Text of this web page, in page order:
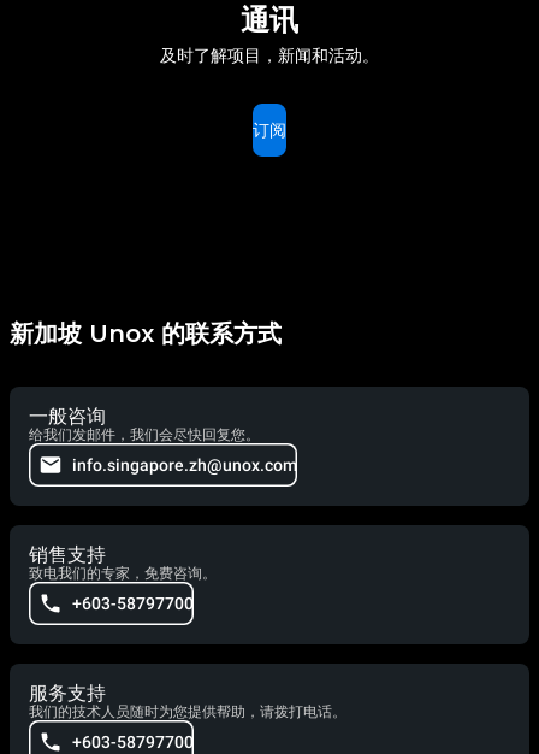
通讯
及时了解项目，新闻和活动。
订阅
新加坡 Unox 的联系方式
一般咨询
给我们发邮件，我们会尽快回复您。
info.singapore.zh@unox.com
销售支持
致电我们的专家，免费咨询。
+603-58797700
服务支持
我们的技术人员随时为您提供帮助，请拨打电话。
+603-58797700